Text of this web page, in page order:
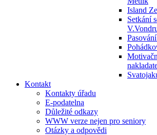
Island
Setkání
Kontakt
Kontakty úřadu
E-podatelna
Důležité odkazy
WWW verze nejen pro seniory
Otázky a odpovědi